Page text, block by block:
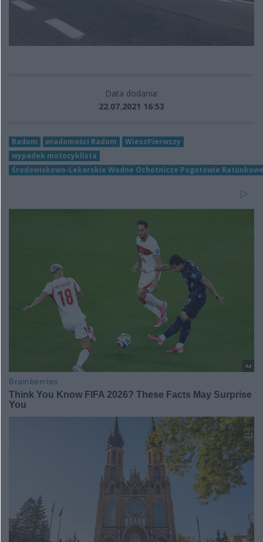
Data dodania:
22.07.2021 16:53
Radom wiadomości Radom
WieszPierwszy
wypadek motocyklista
Środowiskowo-Lekarskie Wodne Ochotnicze Pogotowie